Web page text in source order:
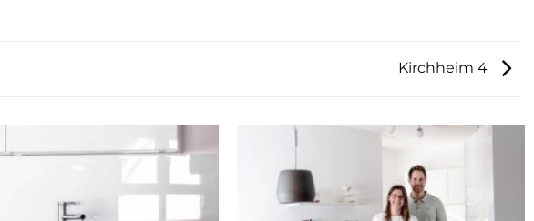
Kirchheim 4